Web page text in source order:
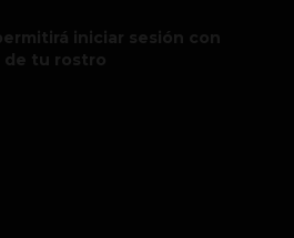
iniciar sesión con
de tu rostro